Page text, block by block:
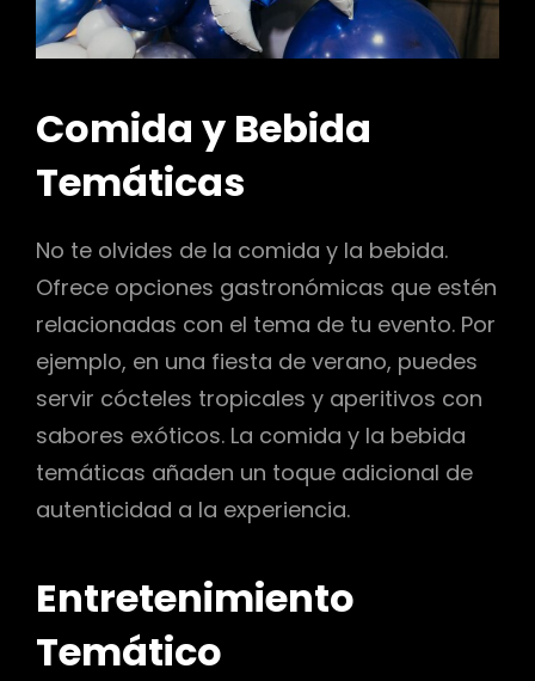
Comida y Bebida
Temáticas
No te olvides de la comida y la bebida.
Ofrece opciones gastronómicas que estén
relacionadas con el tema de tu evento. Por
ejemplo, en una fiesta de verano, puedes
servir cócteles tropicales y aperitivos con
sabores exóticos. La comida y la bebida
temáticas añaden un toque adicional de
autenticidad a la experiencia.
Entretenimiento
Temático